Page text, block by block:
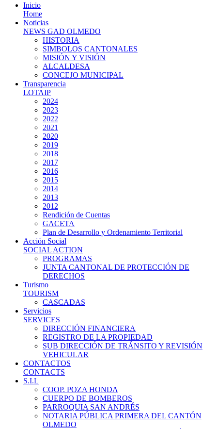
Inicio
Home
Noticias
NEWS GAD OLMEDO
HISTORIA
SIMBOLOS CANTONALES
MISIÓN Y VISIÓN
ALCALDESA
CONCEJO MUNICIPAL
Transparencia
LOTAIP
2024
2023
2022
2021
2020
2019
2018
2017
2016
2015
2014
2013
2012
Rendición de Cuentas
GACETA
Plan de Desarrollo y Ordenamiento Territorial
Acción Social
SOCIAL ACTION
PROGRAMAS
JUNTA CANTONAL DE PROTECCIÓN DE
DERECHOS
Turismo
TOURISM
CASCADAS
Servicios
SERVICES
DIRECCIÓN FINANCIERA
REGISTRO DE LA PROPIEDAD
SUB DIRECCIÓN DE TRÁNSITO Y REVISIÓN
VEHICULAR
CONTACTOS
CONTACTS
S.I.L
COOP. POZA HONDA
CUERPO DE BOMBEROS
PARROQUIA SAN ANDRÉS
NOTARIA PÚBLICA PRIMERA DEL CANTÓN
OLMEDO